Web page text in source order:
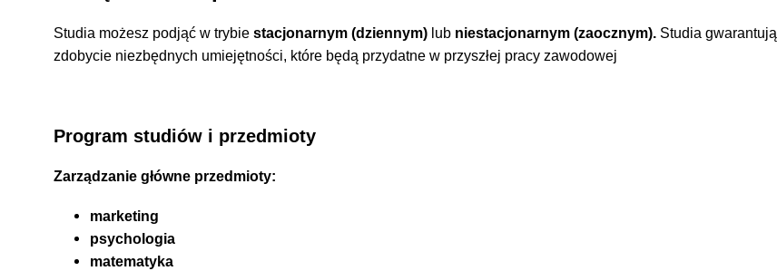
Studia możesz podjąć w trybie stacjonarnym (dziennym) lubniestacjonarnym (zaocznym). Studia gwarantują
zdobycie niezbędnych umiejętności, które będą przydatne w przyszłej pracy zawodowej
Program studiów i przedmioty
Zarządzanie główne przedmioty:
marketing
psychologia
matematyka